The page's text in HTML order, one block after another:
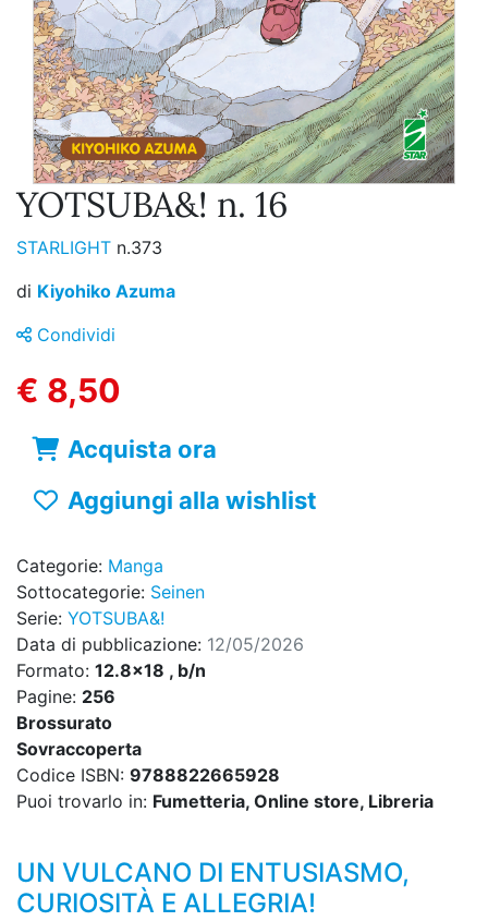
YOTSUBA&! n. 16
STARLIGHT n.373
di Kiyohiko Azuma
Condividi
€ 8,50
Acquista ora
Aggiungi alla wishlist
Categorie: Manga
Sottocategorie: Seinen
Serie: YOTSUBA&!
Data di pubblicazione: 12/05/2026
Formato: 12.8x18 , b/n
Pagine: 256
Brossurato
Sovraccoperta
Codice ISBN: 9788822665928
Puoi trovarlo in: Fumetteria, Online store, Libreria
UN VULCANO DI ENTUSIASMO,
CURIOSITÀ E ALLEGRIA!